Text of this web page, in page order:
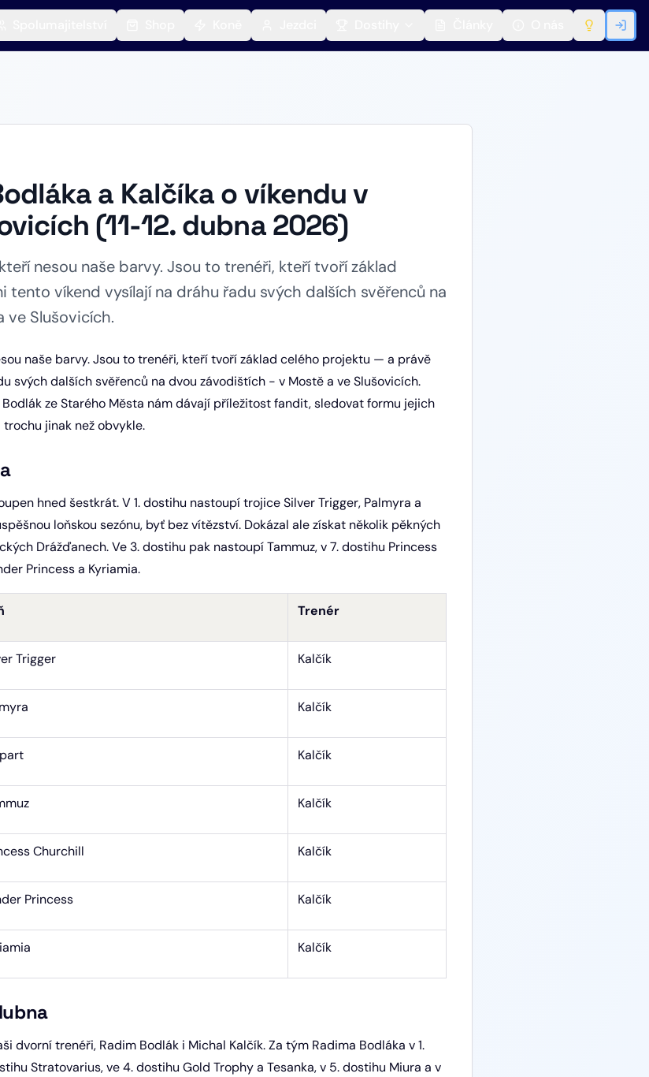
a Kalčíka o víkendu v
(11-12. dubna 2026)
nesou naše barvy. Jsou to trenéři, kteří tvoří základ
víkend vysílají na dráhu řadu svých dalších svěřenců na
Slušovicích.
naše barvy. Jsou to trenéři, kteří tvoří základ celého projektu — a právě
svých dalších svěřenců na dvou závodištích - v Mostě a ve Slušovicích.
Bodlák ze Starého Města nám dávají příležitost fandit, sledovat formu jejich
jinak než obvykle.
hned šestkrát. V 1. dostihu nastoupí trojice Silver Trigger, Palmyra a
loňskou sezónu, byť bez vítězství. Dokázal ale získat několik pěkných
Drážďanech. Ve 3. dostihu pak nastoupí Tammuz, v 7. dostihu Princess
Princess a Kyriamia.
Trenér
Trigger Kalčík
Kalčík
Kalčík
Kalčík
Churchill Kalčík
Princess Kalčík
Kalčík
dvorní trenéři, Radim Bodlák i Michal Kalčík. Za tým Radima Bodláka v 1.
Stratovarius, ve 4. dostihu Gold Trophy a Tesanka, v 5. dostihu Miura a v